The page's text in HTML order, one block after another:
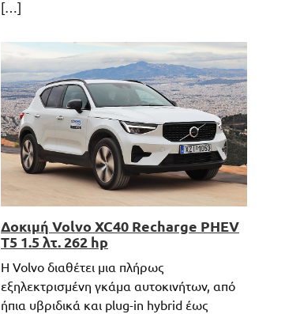
[…]
Δοκιμή Volvo XC40 Recharge PHEV
T5 1.5 λτ. 262 hp
Η Volvo διαθέτει μια πλήρως
εξηλεκτρισμένη γκάμα αυτοκινήτων, από
ήπια υβριδικά και plug-in hybrid έως